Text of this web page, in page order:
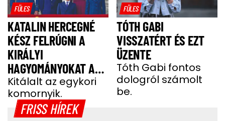
FÜLES
KATALIN HERCEGNÉ
KÉSZ FELRÚGNI A
KIRÁLYI
HAGYOMÁNYOKAT A
GYEREKEI MIATT
Kitálalt az egykori
komornyik.
FÜLES
TÓTH GABI
VISSZATÉRT ÉS EZT
ÜZENTE
Tóth Gabi fontos
dologról számolt
be.
FRISS HÍREK